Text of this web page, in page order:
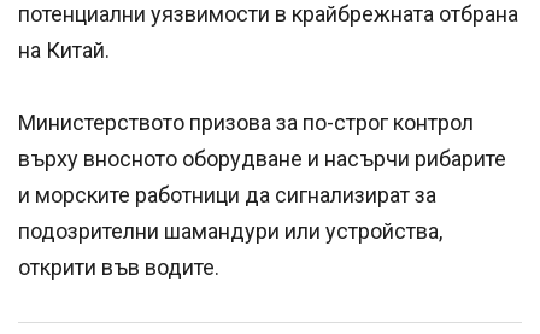
потенциални уязвимости в крайбрежната отбрана
на Китай.
Министерството призова за по-строг контрол
върху вносното оборудване и насърчи рибарите
и морските работници да сигнализират за
подозрителни шамандури или устройства,
открити във водите.